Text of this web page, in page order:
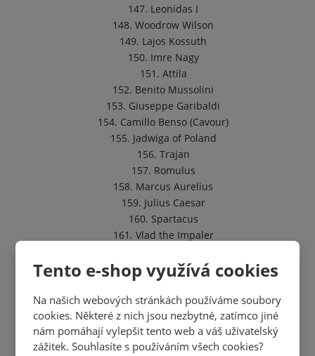
Tento e-shop využívá cookies
Na našich webových stránkách používáme soubory
cookies. Některé z nich jsou nezbytné, zatímco jiné
nám pomáhají vylepšit tento web a váš uživatelský
zážitek. Souhlasíte s používáním všech cookies?
147. Leonidas I
148. Woodrow Wilson
149. Lajos Kossuth
150. Imre Nagy
151. Attila
152. Benito Mussolini
153. Giuseppe Garibaldi
154. Camillo Benso (Cavour)
155. Jadwiga of Poland
156. Trajan
157. Romulus
158. Marcus Aurelius
159. Julius Caesar
160. Spartacus
161. Vlad the Impaler
163. Nicolae Ceaușescu
164. Catherine the Great
165. Peter the Great
166. Nicholas II
167. Alexander I
168. Leon Trotsky